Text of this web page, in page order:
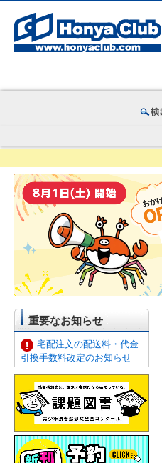
重要なお知らせ
宅配注文の配送料・代金
引換手数料改定のお知らせ